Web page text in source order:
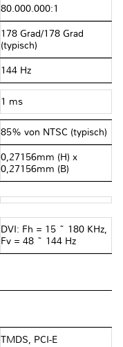
80.000.000:1
178 Grad/178 Grad
(typisch)
144 Hz
1 ms
85% von NTSC (typisch)
0,27156mm (H) x
0,27156mm (B)
DVI: Fh = 15 ~ 180 KHz,
Fv = 48 ~ 144 Hz
TMDS, PCI-E